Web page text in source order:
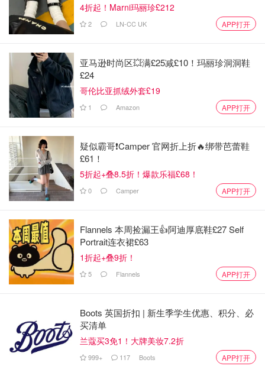
4折起！Marni玛丽珍£212
2 LN-CC UK APP打开
亚马逊时尚区💥满£25减£10！玛丽珍洞洞鞋
£24
哥伦比亚抓绒外套£19
1 Amazon APP打开
疑似霸哥❗️Camper 官网折上折🔥绑带芭蕾鞋
£61！
5折起+叠8.5折！爆款乐福£68！
0 Camper APP打开
Flannels 本周捡漏王👍阿迪厚底鞋£27 Self
Portrait连衣裙£63
1折起+叠9折！
5 Flannels APP打开
Boots 英国折扣 | 新生季学生优惠、积分、必
买清单
兰蔻买3免1！大牌美妆7.2折
999+ 117 Boots APP打开